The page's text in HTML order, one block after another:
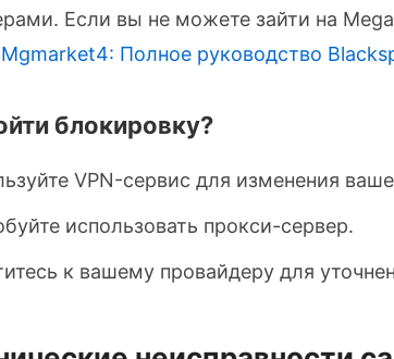
Если вы не можете зайти на
Полное руководство
блокировку?
VPN-сервис для изменения
использовать прокси-сервер.
к вашему провайдеру для